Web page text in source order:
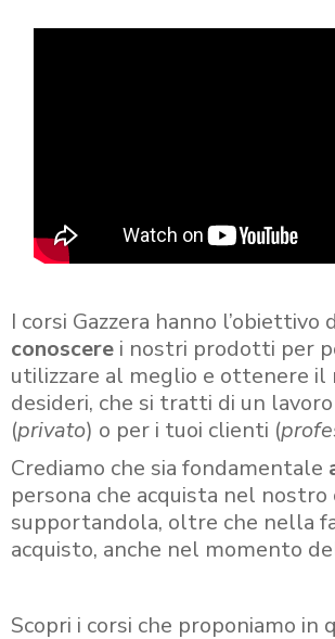
I corsi Gazzera hanno l’obiettivo
conoscere i nostri prodotti per
utilizzare al meglio e ottenere il
desideri, che si tratti di un
(privato) o per i tuoi clienti (
Crediamo che sia fondamentale
persona che acquista nel nostro
supportandola, oltre che nella
acquisto, anche nel momento
Scopri i corsi che proponiamo in